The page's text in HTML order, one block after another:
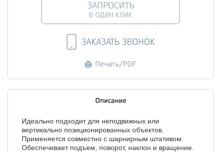
ЗАПРОСИТЬ
В ОДИН КЛИК
ЗАКАЗАТЬ ЗВОНОК
Печать/PDF
Описание
Идеально подходит для неподвижных или
вертикально позиционированных объектов.
Применяется совместно с шарнирным штативом.
Обеспечивает подъем, поворот, наклон и вращение.